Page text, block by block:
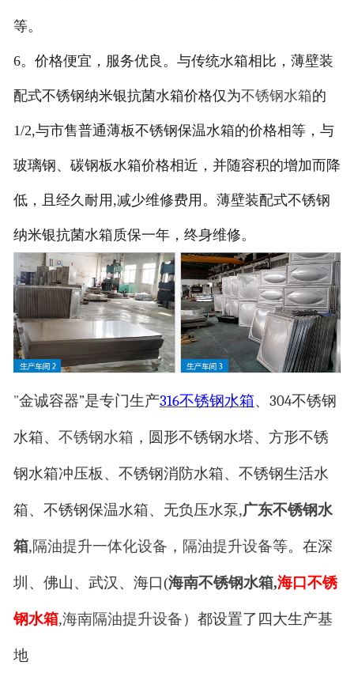
等。
6。价格便宜，服务优良。与传统水箱相比，薄壁装
配式不锈钢纳米银抗菌水箱价格仅为不锈钢水箱的
1/2,与市售普通薄板不锈钢保温水箱的价格相等，与
玻璃钢、碳钢板水箱价格相近，并随容积的增加而降
低，且经久耐用,减少维修费用。薄壁装配式不锈钢
纳米银抗菌水箱质保一年，终身维修。
”金诚容器”是专门生产316不锈钢水箱、 304不锈钢
水箱、 不锈钢水箱 ，圆形不锈钢水塔、方形不锈
钢水箱冲压板、不锈钢消防水箱、不锈钢生活水
箱、不锈钢保温水箱、无负压水泵,广东不锈钢水
箱,隔油提升一体化设备 ， 隔油提升设备等。在深
圳、佛山、武汉、海口(海南不锈钢水箱,海口不锈
钢水箱,海南隔油提升设备）都设置了四大生产基
地